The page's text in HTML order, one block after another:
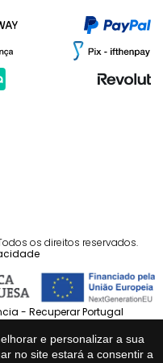
e personalizar a sua
no site estará a consentir a
os direitos reservados.
- Recuperar Portugal
Español